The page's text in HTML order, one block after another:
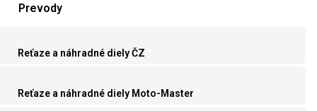
Prevody
Reťaze a náhradné diely ČZ
Reťaze a náhradné diely Moto-Master